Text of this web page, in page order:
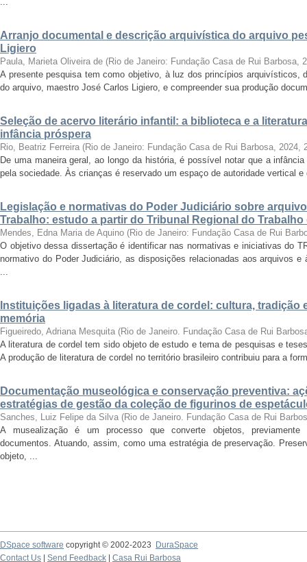
Arranjo documental e descrição arquivística do arquivo
Ligiero
Paula, Marieta Oliveira de (Rio de Janeiro: Fundação Casa de Rui Barbosa
A presente pesquisa tem como objetivo, à luz dos princípios arquivísticos,
do arquivo, maestro José Carlos Ligiero, e compreender sua produção
Seleção de acervo literário infantil: a biblioteca e a
infância próspera
Rio, Beatriz Ferreira (Rio de Janeiro: Fundação Casa de Rui Barbosa, 2024
De uma maneira geral, ao longo da história, é possível notar que a
pela sociedade. Às crianças é reservado um espaço de autoridade vertical
Legislação e normativas do Poder Judiciário sobre
Trabalho: estudo a partir do Tribunal Regional do Trabalho
Mendes, Edna Maria de Aquino (Rio de Janeiro: Fundação Casa de Rui
O objetivo dessa dissertação é identificar nas normativas e iniciativas do
normativo do Poder Judiciário, as disposições relacionadas aos arquivos e
Instituições ligadas à literatura de cordel: cultura, tradição
memória
Figueiredo, Adriana Mesquita (Rio de Janeiro. Fundação Casa de Rui
A literatura de cordel tem sido objeto de estudo e tema de pesquisas e
A produção de literatura de cordel no território brasileiro contribuiu para a
Documentação museológica e conservação preventiva:
estratégias de gestão da coleção de figurinos de
Sanches, Luiz Felipe da Silva (Rio de Janeiro. Fundação Casa de Rui
A musealização é um processo que converte objetos, previamente
documentos. Atuando, assim, como uma estratégia de preservação.
objeto, ...
DSpace software copyright © 2002-2023
DuraSpace
Contact Us
Send Feedback Casa Rui Barbosa